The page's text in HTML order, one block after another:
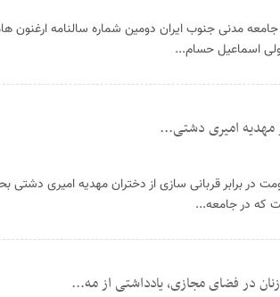
جامعه مدنی جنوب ایران دومین شماره سالنامه
مهدیه امیری دشتی...
در برابر قربانی سازی از دختران مهدیه امیری
که در جامعه...
در فضای مجازی، یادداشتی از مه...